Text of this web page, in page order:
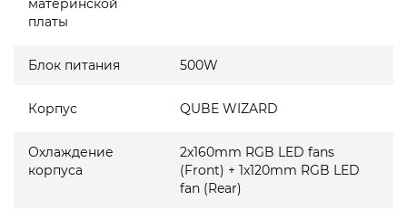
материнской
платы
Блок питания 500W
Корпус QUBE WIZARD
Охлаждение
корпуса
2x160mm RGB LED fans
(Front) + 1x120mm RGB LED
fan (Rear)